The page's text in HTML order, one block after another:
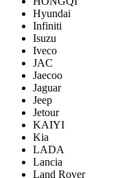
Hyundai
Infiniti
Isuzu
Iveco
JAC
Jaecoo
Jaguar
Jeep
Jetour
KAIYI
Kia
LADA
Lancia
Land Rover